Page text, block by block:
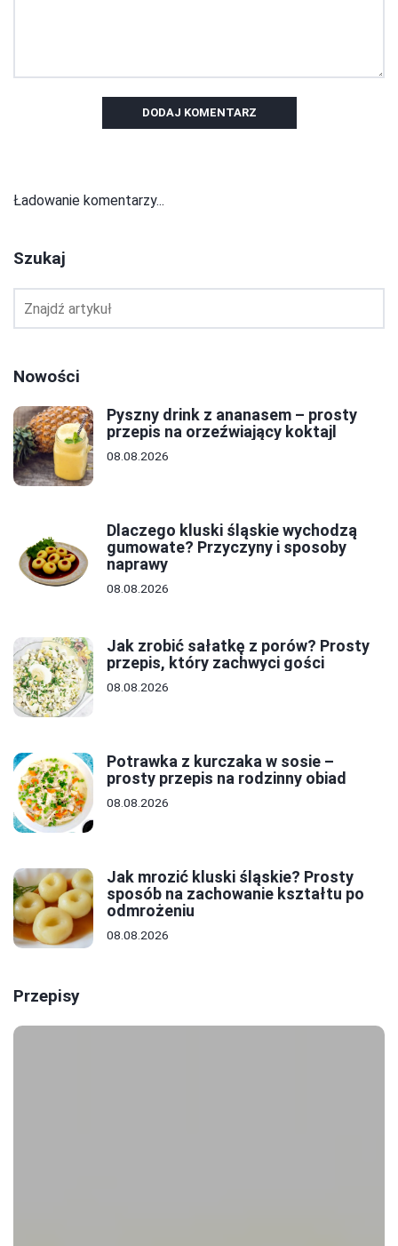
DODAJ KOMENTARZ
Ładowanie komentarzy...
Szukaj
Nowości
Pyszny drink z ananasem – prosty
przepis na orzeźwiający koktajl
08.08.2026
Dlaczego kluski śląskie wychodzą
gumowate? Przyczyny i sposoby
naprawy
08.08.2026
Jak zrobić sałatkę z porów? Prosty
przepis, który zachwyci gości
08.08.2026
Potrawka z kurczaka w sosie –
prosty przepis na rodzinny obiad
08.08.2026
Jak mrozić kluski śląskie? Prosty
sposób na zachowanie kształtu po
odmrożeniu
08.08.2026
Przepisy